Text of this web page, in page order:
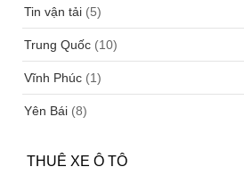
Tin vận tải (5)
Trung Quốc (10)
Vĩnh Phúc (1)
Yên Bái (8)
THUÊ XE Ô TÔ